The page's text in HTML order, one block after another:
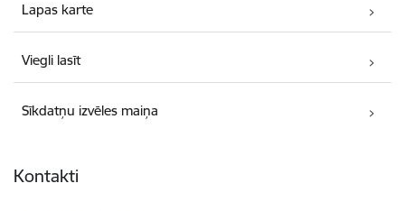
Lapas karte
Viegli lasīt
Sīkdatņu izvēles maiņa
Kontakti